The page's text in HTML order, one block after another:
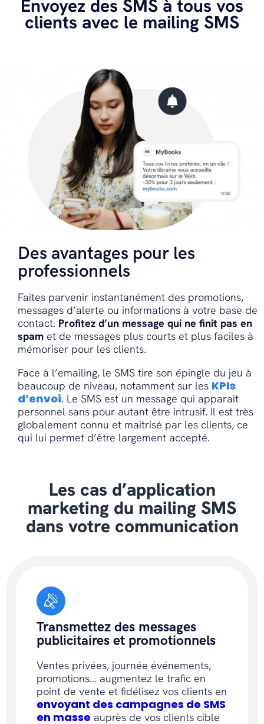
Envoyez des SMS à tous vos
clients avec le mailing SMS
Des avantages pour les
professionnels
Faites parvenir instantanément des promotions,
messages d’alerte ou informations à votre base de
contact. Profitez d’un message qui ne finit pas en
spam et de messages plus courts et plus faciles à
mémoriser pour les clients.
Face à l’emailing, le SMS tire son épingle du jeu à
beaucoup de niveau, notamment sur les KPIs
d’envoi. Le SMS est un message qui apparait
personnel sans pour autant être intrusif. Il est très
globalement connu et maitrisé par les clients, ce
qui lui permet d’être largement accepté.
Les cas d’application
marketing du mailing SMS
dans votre communication
Transmettez des messages
publicitaires et promotionnels
Ventes privées, journée événements,
promotions… augmentez le trafic en
point de vente et fidélisez vos clients en
envoyant des campagnes de SMS
en masse auprès de vos clients cible